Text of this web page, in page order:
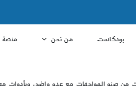
بودكاست من نحن منصة
من صنو المواجهات مع عدو واضح، وبأدوات